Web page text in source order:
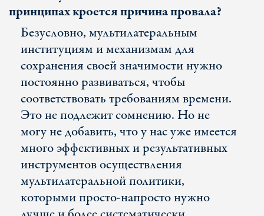
принципах кроется причина провала?
Безусловно, мультилатеральным
институциям и механизмам для
сохранения своей значимости нужно
постоянно развиваться, чтобы
соответствовать требованиям времени.
Это не подлежит сомнению. Но не
могу не добавить, что у нас уже имеется
много эффективных и результативных
инструментов осуществления
мультилатеральной политики,
которыми просто-напросто нужно